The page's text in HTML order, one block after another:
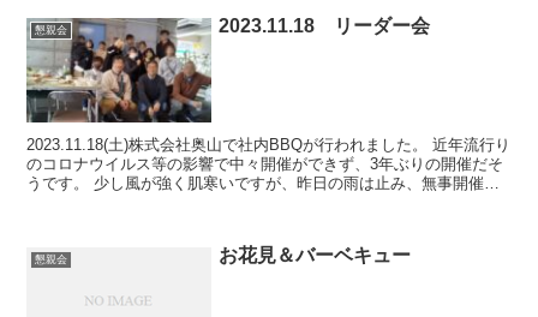
懇親会 2023.11.18 リーダー会
2023.11.18(土)株式会社奥山で社内BBQが行われました。 近年流行り
のコロナウイルス等の影響で中々開催ができず、3年ぶりの開催だそ
うです。 少し風が強く肌寒いですが、昨日の雨は止み、無事開催で
懇親会 お花見＆バーベキュー